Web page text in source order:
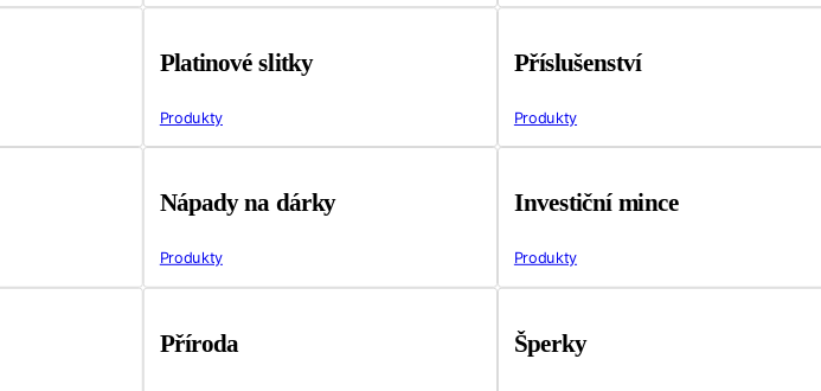
Platinové slitky
Produkty
Příslušenství
Produkty
Nápady na dárky
Produkty
Investiční mince
Produkty
Příroda Šperky